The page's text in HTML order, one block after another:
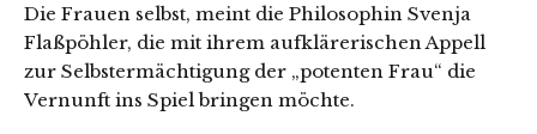
Die Frauen selbst, meint die Philosophin Svenja
Flaßpöhler, die mit ihrem aufklärerischen Appell
zur Selbstermächtigung der „potenten Frau“ die
Vernunft ins Spiel bringen möchte.